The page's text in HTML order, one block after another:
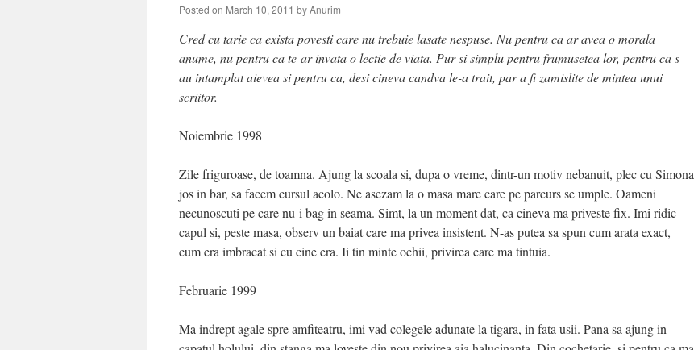
Posted on March 10, 2011 byAnurim
Cred cu tarie ca exista povesti care nu trebuie lasate nespuse. Nu pentru ca ar avea o morala
anume, nu pentru ca te-ar invata o lectie de viata. Pur si simplu pentru frumusetea lor, pentru ca s-
au intamplat aievea si pentru ca, desi cineva candva le-a trait, par a fi zamislite de mintea unui
scriitor.
Noiembrie 1998
Zile friguroase, de toamna. Ajung la scoala si, dupa o vreme, dintr-un motiv nebanuit, plec cu Simona
jos in bar, sa facem cursul acolo. Ne asezam la o masa mare care pe parcurs se umple. Oameni
necunoscuti pe care nu-i bag in seama. Simt, la un moment dat, ca cineva ma priveste fix. Imi ridic
capul si, peste masa, observ un baiat care ma privea insistent. N-as putea sa spun cum arata exact,
cum era imbracat si cu cine era. Ii tin minte ochii, privirea care ma tintuia.
Februarie 1999
Ma indrept agale spre amfiteatru, imi vad colegele adunate la tigara, in fata usii. Pana sa ajung in